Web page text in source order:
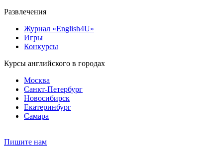
Развлечения
Журнал «English4U»
Игры
Конкурсы
Курсы английского в городах
Москва
Санкт-Петербург
Новосибирск
Екатеринбург
Самара
Пишите нам